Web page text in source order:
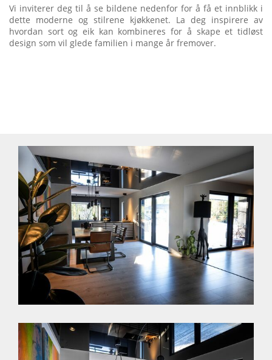
Vi inviterer deg til å se bildene nedenfor for å få et innblikk i
dette moderne og stilrene kjøkkenet. La deg inspirere av
hvordan sort og eik kan kombineres for å skape et tidløst
design som vil glede familien i mange år fremover.